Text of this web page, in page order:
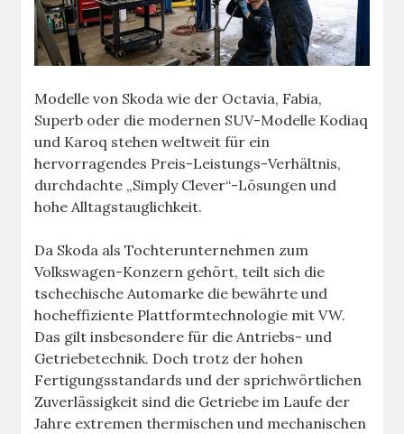
Modelle von Skoda wie der Octavia, Fabia,
Superb oder die modernen SUV-Modelle Kodiaq
und Karoq stehen weltweit für ein
hervorragendes Preis-Leistungs-Verhältnis,
durchdachte „Simply Clever“-Lösungen und
hohe Alltagstauglichkeit.
Da Skoda als Tochterunternehmen zum
Volkswagen-Konzern gehört, teilt sich die
tschechische Automarke die bewährte und
hocheffiziente Plattformtechnologie mit VW.
Das gilt insbesondere für die Antriebs- und
Getriebetechnik. Doch trotz der hohen
Fertigungsstandards und der sprichwörtlichen
Zuverlässigkeit sind die Getriebe im Laufe der
Jahre extremen thermischen und mechanischen